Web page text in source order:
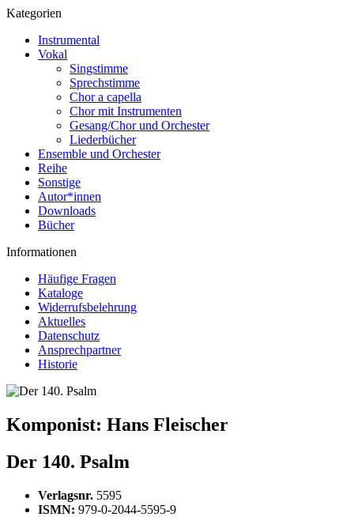
Kategorien
Instrumental
Vokal
Singstimme
Sprechstimme
Chor a capella
Chor mit Instrumenten
Gesang/Chor und Orchester
Liederbücher
Ensemble und Orchester
Reihe
Sonstige
Autor*innen
Downloads
Bücher
Informationen
Häufige Fragen
Kataloge
Widerrufsbelehrung
Aktuelles
Datenschutz
Ansprechpartner
Historie
Komponist: Hans Fleischer
Der 140. Psalm
Verlagsnr. 5595
ISMN: 979-0-2044-5595-9